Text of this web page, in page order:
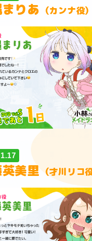
りあ （カンナ役）
英美里（才川リコ役